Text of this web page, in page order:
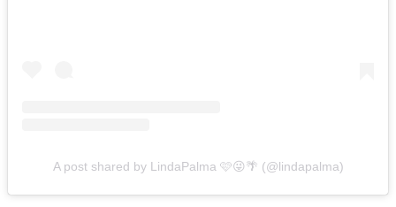
A post shared by LindaPalma 🩷😜🌴 (@lindapalma)